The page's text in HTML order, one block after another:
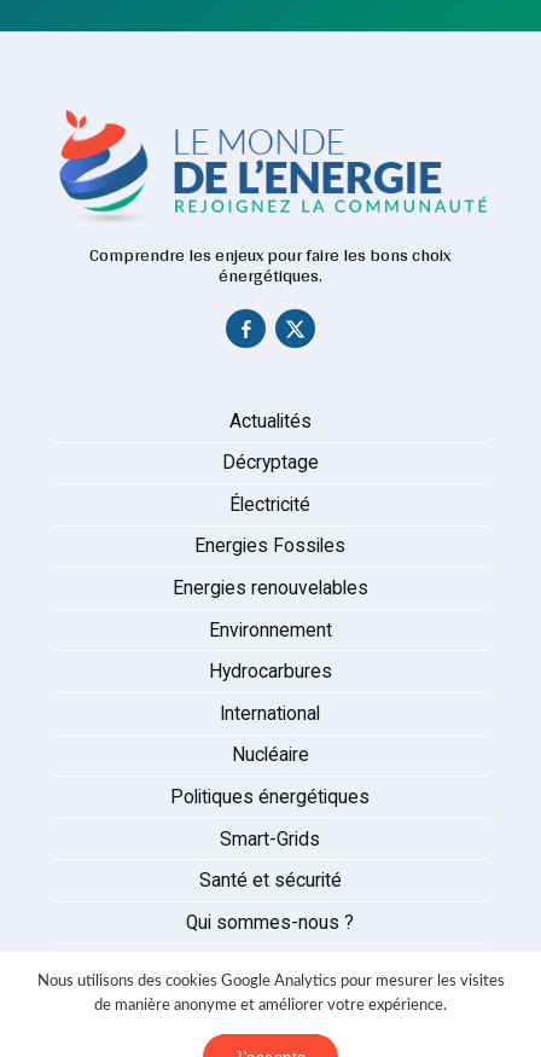
Comprendre les enjeux pour faire les bons choix
énergétiques.
Actualités
Décryptage
Électricité
Energies Fossiles
Energies renouvelables
Environnement
Hydrocarbures
International
Nucléaire
Politiques énergétiques
Smart-Grids
Santé et sécurité
Qui sommes-nous ?
Partenaires
Nous contacter
Nous utilisons des cookies Google Analytics pour mesurer les visites
de manière anonyme et améliorer votre expérience.